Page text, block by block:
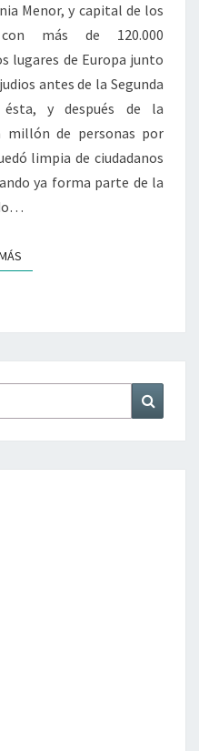
Menor, y capital de los
más de 120.000
lugares de Europa junto
antes de la Segunda
ésta, y después de la
millón de personas por
limpia de ciudadanos
ya forma parte de la
LEER MÁS